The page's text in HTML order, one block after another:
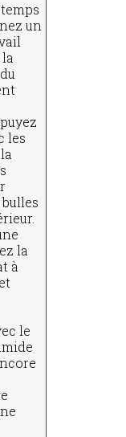
un
les
la
à
le